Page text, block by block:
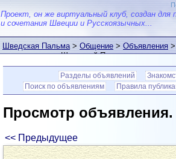
Проект, он же виртуальный клуб, создан для
и сочетания Швеции и Русскоязычных...
Шведская Пальма>Общение>Объявления>
пользователем Шведской Пальмы
Разделы объявлений
Поиск по объявлениям
Правила
Просмотр
<< Предыдущее